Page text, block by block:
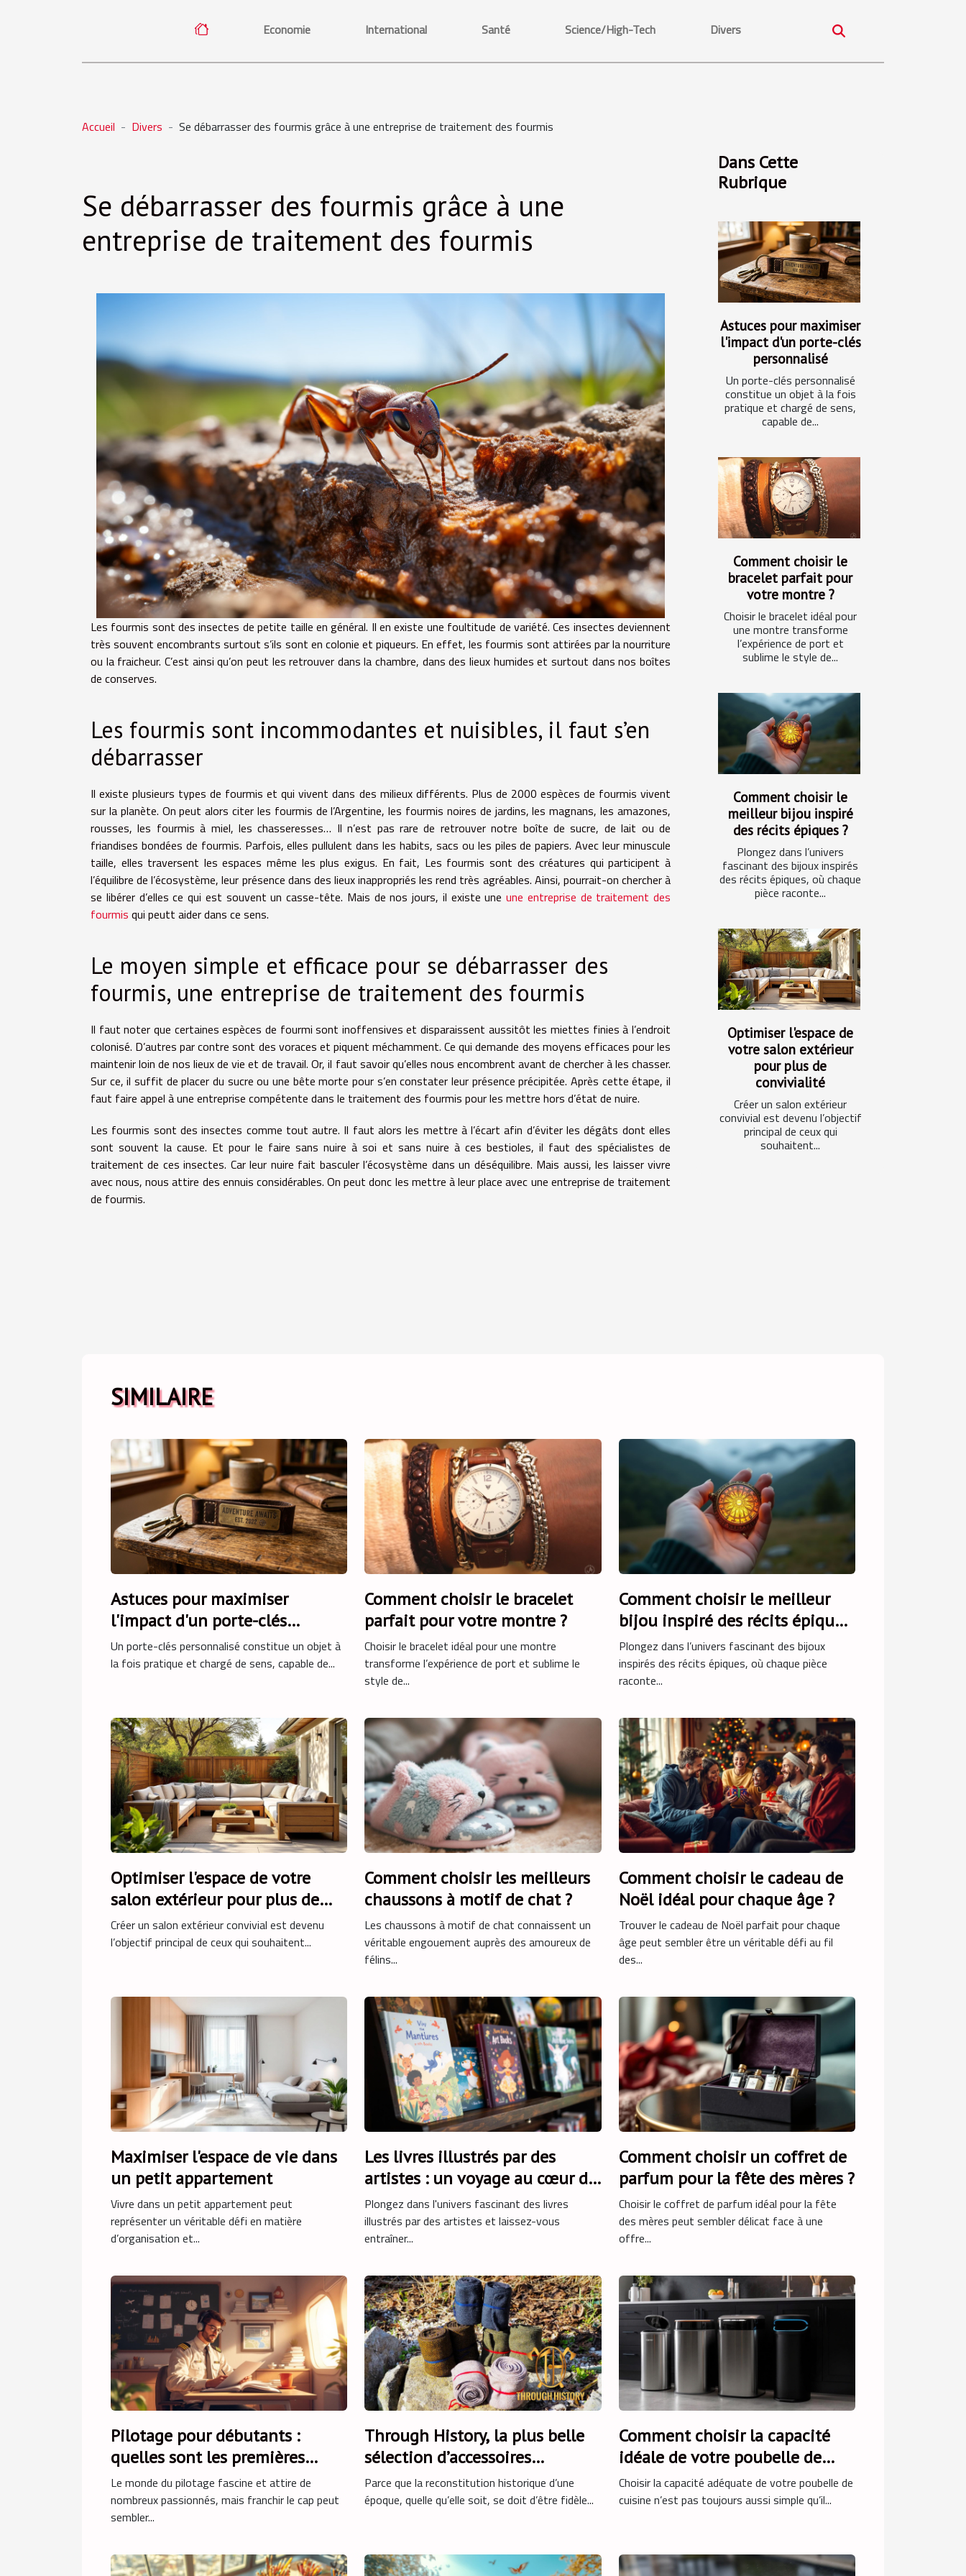
Economie International Santé Science/High-Tech Divers
Accueil Divers Se débarrasser des fourmis grâce à une entreprise de traitement des fourmis
Se débarrasser des fourmis grâce à une
entreprise de traitement des fourmis
Les fourmis sont des insectes de petite taille en général. Il en existe une foultitude de variété. Ces insectes deviennent
très souvent encombrants surtout s’ils sont en colonie et piqueurs. En effet, les fourmis sont attirées par la nourriture
ou la fraicheur. C’est ainsi qu’on peut les retrouver dans la chambre, dans des lieux humides et surtout dans nos boîtes
de conserves.
Les fourmis sont incommodantes et nuisibles, il faut s’en
débarrasser
Il existe plusieurs types de fourmis et qui vivent dans des milieux différents. Plus de 2000 espèces de fourmis vivent
sur la planète. On peut alors citer les fourmis de l’Argentine, les fourmis noires de jardins, les magnans, les amazones,
rousses, les fourmis à miel, les chasseresses… Il n’est pas rare de retrouver notre boîte de sucre, de lait ou de
friandises bondées de fourmis. Parfois, elles pullulent dans les habits, sacs ou les piles de papiers. Avec leur minuscule
taille, elles traversent les espaces même les plus exigus. En fait, Les fourmis sont des créatures qui participent à
l’équilibre de l’écosystème, leur présence dans des lieux inappropriés les rend très agréables. Ainsi, pourrait-on chercher à
se libérer d’elles ce qui est souvent un casse-tête. Mais de nos jours, il existe une une entreprise de traitement des
fourmis qui peutt aider dans ce sens.
Le moyen simple et efficace pour se débarrasser des
fourmis, une entreprise de traitement des fourmis
Il faut noter que certaines espèces de fourmi sont inoffensives et disparaissent aussitôt les miettes finies à l’endroit
colonisé. D’autres par contre sont des voraces et piquent méchamment. Ce qui demande des moyens efficaces pour les
maintenir loin de nos lieux de vie et de travail. Or, il faut savoir qu’elles nous encombrent avant de chercher à les chasser.
Sur ce, il suffit de placer du sucre ou une bête morte pour s’en constater leur présence précipitée. Après cette étape, il
faut faire appel à une entreprise compétente dans le traitement des fourmis pour les mettre hors d’état de nuire.
Les fourmis sont des insectes comme tout autre. Il faut alors les mettre à l’écart afin d’éviter les dégâts dont elles
sont souvent la cause. Et pour le faire sans nuire à soi et sans nuire à ces bestioles, il faut des spécialistes de
traitement de ces insectes. Car leur nuire fait basculer l’écosystème dans un déséquilibre. Mais aussi, les laisser vivre
avec nous, nous attire des ennuis considérables. On peut donc les mettre à leur place avec une entreprise de traitement
de fourmis.
Dans Cette
Rubrique
Astuces pour maximiser
l'impact d'un porte-clés
personnalisé
Un porte-clés personnalisé
constitue un objet à la fois
pratique et chargé de sens,
capable de...
Comment choisir le
bracelet parfait pour
votre montre ?
Choisir le bracelet idéal pour
une montre transforme
l’expérience de port et
sublime le style de...
Comment choisir le
meilleur bijou inspiré
des récits épiques ?
Plongez dans l’univers
fascinant des bijoux inspirés
des récits épiques, où chaque
pièce raconte...
Optimiser l'espace de
votre salon extérieur
pour plus de
convivialité
Créer un salon extérieur
convivial est devenu l’objectif
principal de ceux qui
souhaitent...
SIMILAIRE
Astuces pour maximiser
l'impact d'un porte-clés
personnalisé
Un porte-clés personnalisé constitue un objet à
la fois pratique et chargé de sens, capable de...
Comment choisir le bracelet
parfait pour votre montre ?
Choisir le bracelet idéal pour une montre
transforme l’expérience de port et sublime le
style de...
Comment choisir le meilleur
bijou inspiré des récits épiques
?
Plongez dans l’univers fascinant des bijoux
inspirés des récits épiques, où chaque pièce
raconte...
Optimiser l'espace de votre
salon extérieur pour plus de
convivialité
Créer un salon extérieur convivial est devenu
l’objectif principal de ceux qui souhaitent...
Comment choisir les meilleurs
chaussons à motif de chat ?
Les chaussons à motif de chat connaissent un
véritable engouement auprès des amoureux de
félins...
Comment choisir le cadeau de
Noël idéal pour chaque âge ?
Trouver le cadeau de Noël parfait pour chaque
âge peut sembler être un véritable défi au fil
des...
Maximiser l'espace de vie dans
un petit appartement
Vivre dans un petit appartement peut
représenter un véritable défi en matière
d’organisation et...
Les livres illustrés par des
artistes : un voyage au cœur de
l'art
Plongez dans l'univers fascinant des livres
illustrés par des artistes et laissez-vous
entraîner...
Comment choisir un coffret de
parfum pour la fête des mères ?
Choisir le coffret de parfum idéal pour la fête
des mères peut sembler délicat face à une
offre...
Pilotage pour débutants :
quelles sont les premières
étapes ?
Le monde du pilotage fascine et attire de
nombreux passionnés, mais franchir le cap peut
sembler...
Through History, la plus belle
sélection d’accessoires
médiévaux !
Parce que la reconstitution historique d’une
époque, quelle qu’elle soit, se doit d’être fidèle...
Comment choisir la capacité
idéale de votre poubelle de
cuisine ?
Choisir la capacité adéquate de votre poubelle de
cuisine n’est pas toujours aussi simple qu’il...